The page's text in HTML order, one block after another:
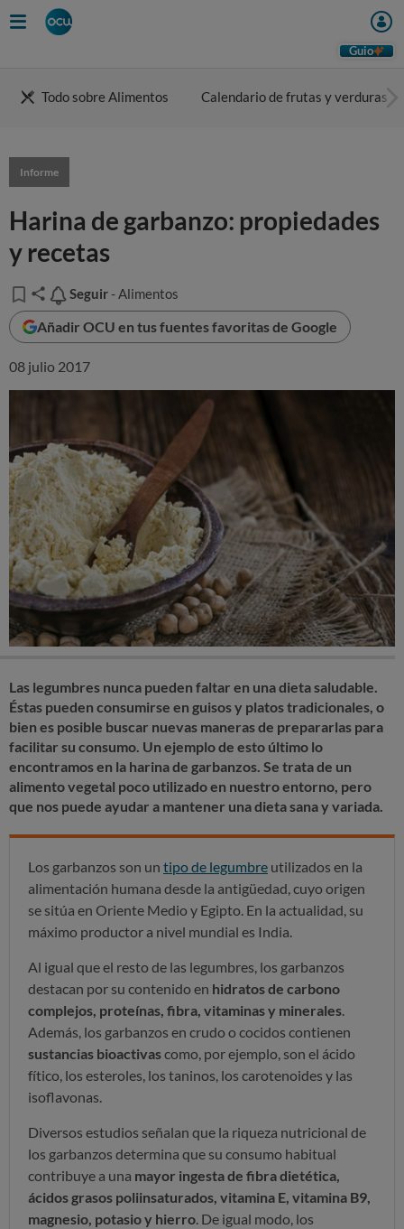
Guio
Todo sobre Alimentos Calendario de frutas y verduras
Informe
Harina de garbanzo: propiedades
y recetas
Seguir
Seguir - Alimentos
Añadir OCU en tus fuentes favoritas de Google
08 julio 2017
Las legumbres nunca pueden faltar en una dieta saludable.
Éstas pueden consumirse en guisos y platos tradicionales, o
bien es posible buscar nuevas maneras de prepararlas para
facilitar su consumo. Un ejemplo de esto último lo
encontramos en la harina de garbanzos. Se trata de un
alimento vegetal poco utilizado en nuestro entorno, pero
que nos puede ayudar a mantener una dieta sana y variada.
Los garbanzos son un tipo de legumbre utilizados en la
alimentación humana desde la antigüedad, cuyo origen
se sitúa en Oriente Medio y Egipto. En la actualidad, su
máximo productor a nivel mundial es India.
Al igual que el resto de las legumbres, los garbanzos
destacan por su contenido en hidratos de carbono
complejos, proteínas, fibra, vitaminas y minerales.
Además, los garbanzos en crudo o cocidos contienen
sustancias bioactivascomo, por ejemplo, son el ácido
fítico, los esteroles, los taninos, los carotenoides y las
isoflavonas.
Diversos estudios señalan que la riqueza nutricional de
los garbanzos determina que su consumo habitual
contribuye a una mayor ingesta de fibra dietética,
ácidos grasos poliinsaturados, vitamina E, vitamina B9,
magnesio, potasio y hierro. De igual modo, los